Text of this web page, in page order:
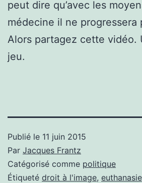
peut dire qu’avec les
médecine il ne progressera
Alors partagez cette vidéo.
jeu.
Publié le 11 juin 2015
Par Jacques Frantz
Catégorisé comme politique
Étiqueté droit à l'image, euthanasie